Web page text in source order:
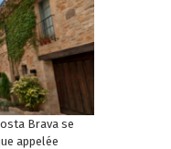
Brava se
appelée